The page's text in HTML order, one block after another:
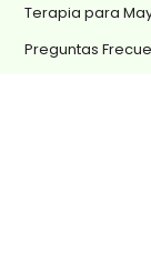
Terapia para
Preguntas